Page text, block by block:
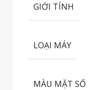
GIỚI TÍNH
LOẠI MÁY
MÀU MẶT SỐ